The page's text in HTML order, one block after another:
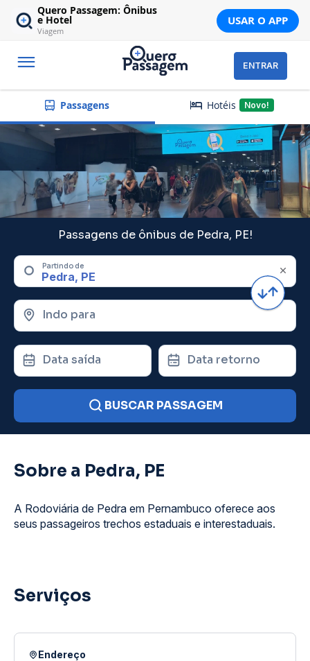
Quero Passagem: Ônibus
e Hotel
Viagem
USAR O APP
ENTRAR
Passagens Hotéis Novo!
Passagens de ônibus de Pedra, PE!
Partindo de
Indo para
Data saída Data retorno
BUSCAR PASSAGEM
Sobre a Pedra, PE
A Rodoviária de Pedra em Pernambuco oferece aos
seus passageiros trechos estaduais e interestaduais.
Serviços
Endereço